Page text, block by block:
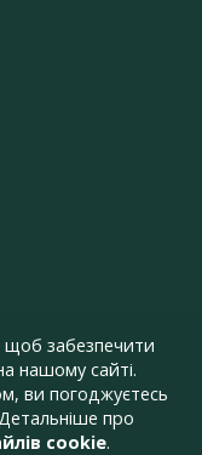
забезпечити
нашому сайті.
ви погоджуєтесь
про
cookie.